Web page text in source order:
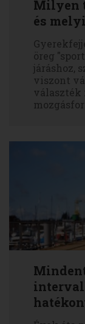
Milyen
és
öreg
járáshoz,
viszont
választék